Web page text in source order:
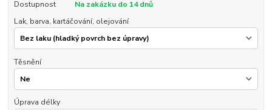
Dostupnost
Na zakázku do 14 dnů
Lak, barva, kartáčování, olejování
Těsnění
Úprava délky